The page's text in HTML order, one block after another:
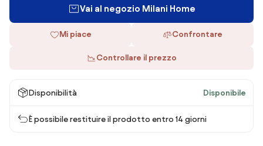
Vai al negozio Milani Home
Mi piace Confrontare
Controllare il prezzo
Disponibilità Disponibile
È possibile restituire il prodotto entro 14 giorni